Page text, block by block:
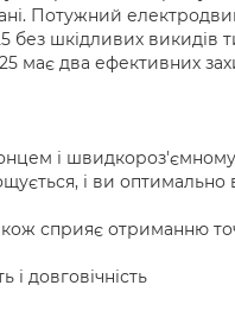
Потужний
без шкідливих викидів
має два ефективних
і
і ви оптимально
сприяє отриманню
довговічність